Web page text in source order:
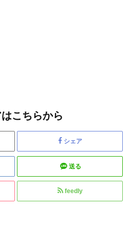
こちらから
シェア
送る
feedly